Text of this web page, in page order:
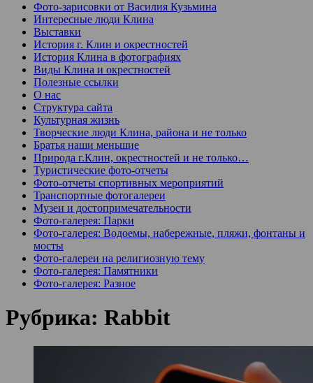
Фото-зарисовки от Василия Кузьмина
Интересные люди Клина
Выставки
История г. Клин и окрестностей
История Клина в фотографиях
Виды Клина и окрестностей
Полезные ссылки
О нас
Структура сайта
Культурная жизнь
Творческие люди Клина, района и не только
Братья наши меньшие
Природа г.Клин, окрестностей и не только…
Туристические фото-отчеты
Фото-отчеты спортивных мероприятий
Транспортные фотогалереи
Музеи и достопримечательности
Фото-галерея: Парки
Фото-галерея: Водоемы, набережные, пляжи, фонтаны и
мосты
Фото-галереи на религиозную тему
Фото-галерея: Памятники
Фото-галерея: Разное
Рубрика: Rabbit